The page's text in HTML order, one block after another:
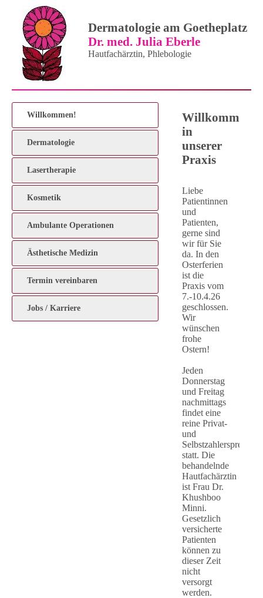
Dermatologie am Goetheplatz
Dr. med. Julia Eberle
Hautfachärztin, Phlebologie
Willkommen!
Dermatologie
Lasertherapie
Kosmetik
Ambulante Operationen
Ästhetische Medizin
Termin vereinbaren
Jobs / Karriere
Willkommen
in
unserer
Praxis
Liebe
Patientinnen
und
Patienten,
gerne sind
wir für Sie
da. In den
Osterferien
ist die
Praxis vom
7.-10.4.26
geschlossen.
Wir
wünschen
frohe
Ostern!
Jeden
Donnerstag
und Freitag
nachmittags
findet eine
reine Privat-
und
statt. Die
behandelnde
Hautfachärztin
ist Frau Dr.
Khushboo
Minni.
Gesetzlich
versicherte
Patienten
können zu
dieser Zeit
nicht
versorgt
werden.